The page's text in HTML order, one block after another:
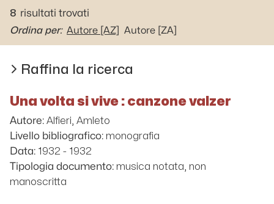
8 risultati trovati
Ordina per: Autore [AZ] Autore [ZA]
Raffina la ricerca
Una volta si vive : canzone valzer
Autore: Alfieri, Amleto
Livello bibliografico: monografia
Data: 1932 - 1932
Tipologia documento: musica notata, non
manoscritta